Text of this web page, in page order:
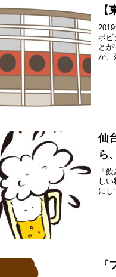
ポビ
と
が、
仙
ら
「
し
にし